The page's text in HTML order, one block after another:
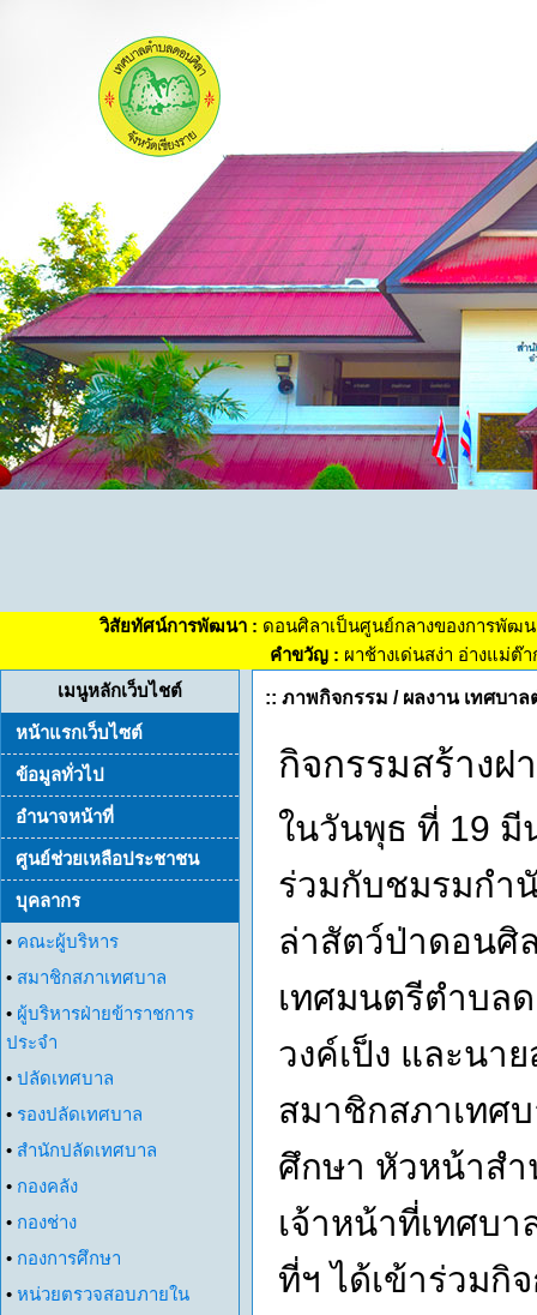
วิสัยทัศน์การพัฒนา : ดอนศิลาเป็นศูนย์กลางของการพัฒ
คำขวัญ : ผาช้างเด่นสง่า อ่างแม่ต๊
เมนูหลักเว็บไชต์
หน้าแรกเว็บไซต์
ข้อมูลทั่วไป
อำนาจหน้าที่
ศูนย์ช่วยเหลือประชาชน
บุคลากร
• คณะผู้บริหาร
• สมาชิกสภาเทศบาล
• ผู้บริหารฝ่ายข้าราชการ
ประจำ
• ปลัดเทศบาล
• รองปลัดเทศบาล
• สำนักปลัดเทศบาล
• กองคลัง
• กองช่าง
• กองการศึกษา
• หน่วยตรวจสอบภายใน
:: ภาพกิจกรรม / ผลงาน เทศบา
กิจกรรมสร้างฝ
ในวันพุธ ที่ 19
ร่วมกับชมรมกำ
ล่าสัตว์ป่าดอนศิ
เทศมนตรีตำบล
วงค์เป็ง และนา
สมาชิกสภาเทศ
ศึกษา หัวหน้าส
เจ้าหน้าที่เทศบ
ที่ฯ ได้เข้าร่วมกิ